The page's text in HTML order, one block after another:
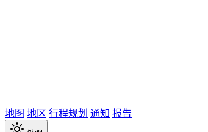
地图 地区 行程规划 通知 报告